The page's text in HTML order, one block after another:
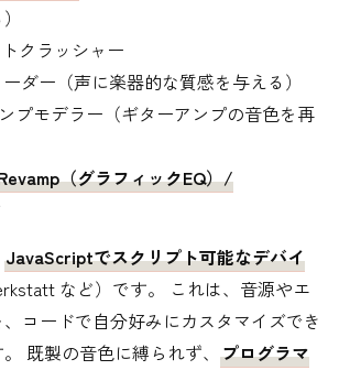
トクラッシャー
ーダー（声に楽器的な質感を与える）
プモデラー（ギターアンプの音色を再
（グラフィックEQ）/
JavaScriptでスクリプト可能なデバイ
など）です。 これは、音源やエ
コードで自分好みにカスタマイズでき
既製の音色に縛られず、 プログラマ